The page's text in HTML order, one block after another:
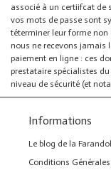
associé à un certiifcat de
vos mots de passe sont
téterminer leur forme non
nous ne recevons jamais
paiement en ligne : ces
prestataire spécialistes
niveau de sécurité (et
Informations
Le blog de la
Conditions